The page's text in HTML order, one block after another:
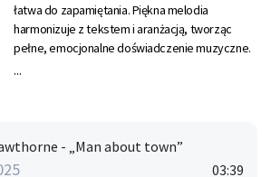
łatwa do zapamiętania. Piękna melodia
harmonizuje z tekstem i aranżacją, tworząc
pełne, emocjonalne doświadczenie muzyczne.
wypoczynku. To idealna propozycja na sobotnie
popołudnia, gdy słońce leniwie opada na
...
- „Man about town”
03:39